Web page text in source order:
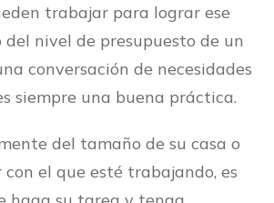
trabajar para lograr ese
nivel de presupuesto de un
conversación de necesidades
siempre una buena práctica.
del tamaño de su casa o
el que esté trabajando, es